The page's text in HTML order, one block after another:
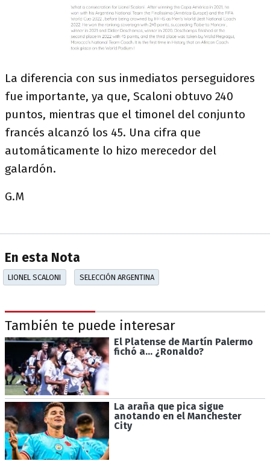
La diferencia con sus inmediatos perseguidores
fue importante, ya que, Scaloni obtuvo 240
puntos, mientras que el timonel del conjunto
francés alcanzó los 45. Una cifra que
automáticamente lo hizo merecedor del
galardón.
G.M
En esta Nota
LIONEL SCALONI SELECCIÓN ARGENTINA
También te puede interesar
El Platense de Martín Palermo
fichó a... ¿Ronaldo?
La araña que pica sigue
anotando en el Manchester
City